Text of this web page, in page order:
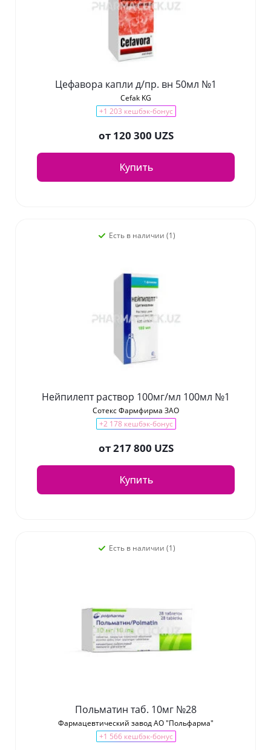
Цефавора капли д/пр. вн 50мл №1
Cefak KG
+1 203 кешбэк-бонус
от 120 300 UZS
Купить
Есть в наличии (1)
Нейпилепт раствор 100мг/мл 100мл №1
Сотекс Фармфирма ЗАО
+2 178 кешбэк-бонус
от217 800 UZS
Купить
Есть в наличии (1)
Польматин таб. 10мг №28
Фармацевтический завод АО "Польфарма"
+1 566 кешбэк-бонус